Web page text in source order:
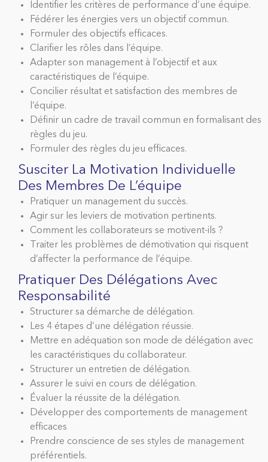
Identifier les critères de performance d’une équipe.
Fédérer les énergies vers un objectif commun.
Formuler des objectifs efficaces.
Clarifier les rôles dans l’équipe.
Adapter son management à l’objectif et aux
caractéristiques de l’équipe.
Concilier résultat et satisfaction des membres de
l’équipe.
Définir un cadre de travail commun en formalisant des
règles du jeu.
Formuler des règles du jeu efficaces.
Susciter La Motivation Individuelle
Des Membres De L’équipe
Pratiquer un management du succès.
Agir sur les leviers de motivation pertinents.
Comment les collaborateurs se motivent-ils ?
Traiter les problèmes de démotivation qui risquent
d’affecter la performance de l’équipe.
Pratiquer Des Délégations Avec
Responsabilité
Structurer sa démarche de délégation.
Les 4 étapes d’une délégation réussie.
Mettre en adéquation son mode de délégation avec
les caractéristiques du collaborateur.
Structurer un entretien de délégation.
Assurer le suivi en cours de délégation.
Évaluer la réussite de la délégation.
Développer des comportements de management
efficaces
Prendre conscience de ses styles de management
préférentiels.